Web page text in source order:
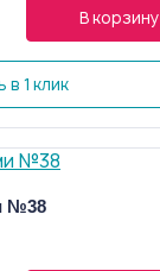
В корзину
в 1 клик
№38